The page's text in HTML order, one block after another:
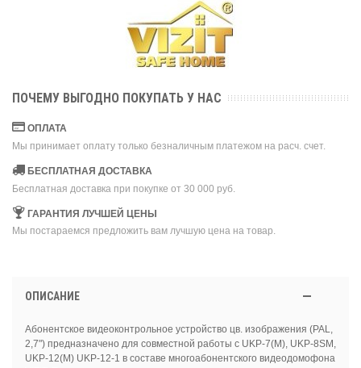
ПОЧЕМУ ВЫГОДНО ПОКУПАТЬ У НАС
ОПЛАТА
Мы принимает оплату только безналичным платежом на расч. счет.
БЕСПЛАТНАЯ ДОСТАВКА
Бесплатная доставка при покупке от 30 000 руб.
ГАРАНТИЯ ЛУЧШЕЙ ЦЕНЫ
Мы постараемся предложить вам лучшую цена на товар.
ОПИСАНИЕ
Абонентское видеоконтрольное устройство цв. изображения (PAL,
2,7") предназначено для совместной работы с UKP-7(M), UKP-8SM,
UKP-12(M) UKP-12-1 в составе многоабонентского видеодомофона